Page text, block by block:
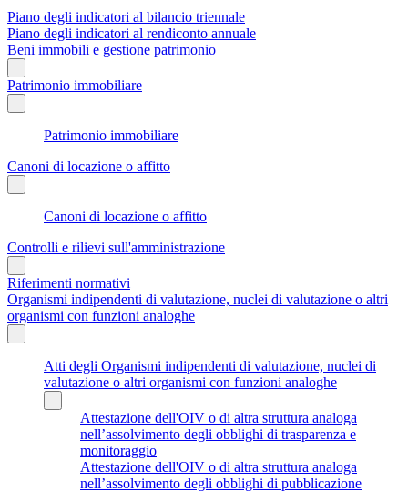
Piano degli indicatori al bilancio triennale
Piano degli indicatori al rendiconto annuale
Beni immobili e gestione patrimonio
Patrimonio immobiliare
Patrimonio immobiliare
Canoni di locazione o affitto
Canoni di locazione o affitto
Controlli e rilievi sull'amministrazione
Riferimenti normativi
Organismi indipendenti di valutazione, nuclei di valutazione o altri
organismi con funzioni analoghe
Atti degli Organismi indipendenti di valutazione, nuclei di
valutazione o altri organismi con funzioni analoghe
Attestazione dell'OIV o di altra struttura analoga
nell’assolvimento degli obblighi di trasparenza e
monitoraggio
Attestazione dell'OIV o di altra struttura analoga
nell’assolvimento degli obblighi di pubblicazione